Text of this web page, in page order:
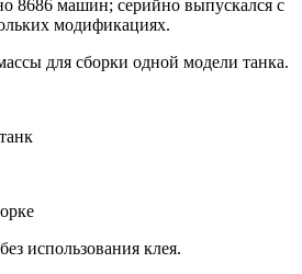
8686 машин; серийно выпускался с
модификациях.
для сборки одной модели танка.
использования клея.